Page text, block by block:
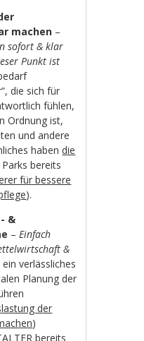
machen –
sofort & klar
Punkt ist
die sich für
fühlen,
Ordnung ist,
und andere
habendie
bereits
für bessere
).
&
– Einfach
&
verlässliches
Planung der
der
)
bereits